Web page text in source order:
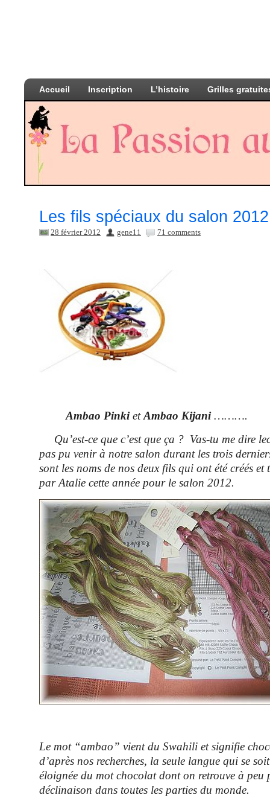
Accueil Inscription L’histoire Grilles
Les fils spéciaux du salon 2012
28 février 2012 gene11 71 comments
Ambao PinkietAmbao Kijani……….
Qu’est-ce que c’est que ça ? Vas-tu me dire
pas pu venir à notre salon durant les trois
sont les noms de nos deux fils qui ont été créés et
par Atalie cette année pour le salon 2012.
Le mot “ambao” vient du Swahili et signifie
d’après nos recherches, la seule langue qui se
éloignée du mot chocolat dont on retrouve à peu
déclinaison dans toutes les parties du monde.